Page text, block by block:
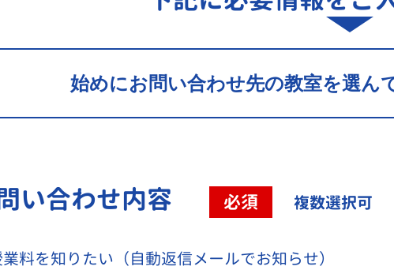
始めにお問い合わせ先の教室を選ん
い合わせ内容 必須 複数選択可
料を知りたい（自動返信メールでお知らせ）